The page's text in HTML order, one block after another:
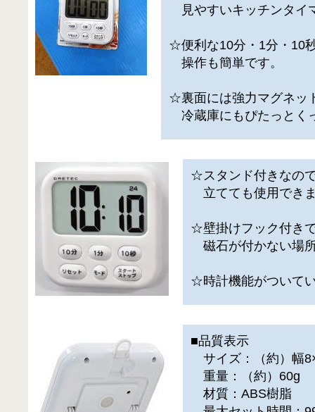
見やすいキッチンタイ
☆便利な10分・1分・10
操作も簡単です。
☆裏面には強力マグネッ
冷蔵庫にもぴたっとく
☆スタンド付きなの
立てても使用でき
☆壁掛けフック付き
磁石が付かない場
☆時計機能がついて
■品質表示
サイズ：（約）幅
重量：（約）60g
材質：ABS樹脂